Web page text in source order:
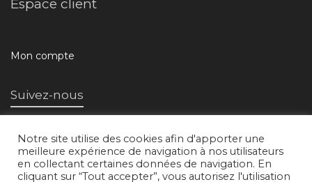
Espace client
Mon compte
Suivez-nous
Notre site utilise des cookies afin d'apporter une
meilleure expérience de navigation à nos utilisateurs
en collectant certaines données de navigation. En
cliquant sur “Tout accepter”, vous autorisez l'utilisation